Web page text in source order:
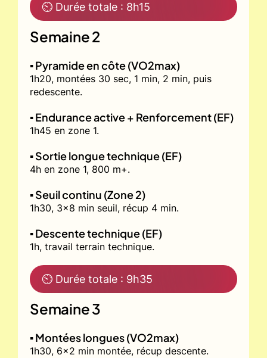
⏲ Durée totale : 8h15
Semaine 2
▪️ Pyramide en côte (VO2max)
1h20, montées 30 sec, 1 min, 2 min, puis
redescente.
▪️ Endurance active + Renforcement (EF)
1h45 en zone 1.
▪️ Sortie longue technique (EF)
4h en zone 1, 800 m+.
▪️ Seuil continu (Zone 2)
1h30, 3x8 min seuil, récup 4 min.
▪️ Descente technique (EF)
1h, travail terrain technique.
⏲ Durée totale : 9h35
Semaine 3
▪️ Montées longues (VO2max)
1h30, 6x2 min montée, récup descente.